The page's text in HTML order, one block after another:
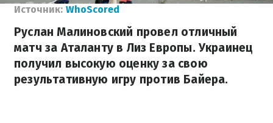
Источник: WhoScored
Руслан Малиновский провел отличный
матч за Аталанту в Лиз Европы. Украинец
получил высокую оценку за свою
результативную игру против Байера.